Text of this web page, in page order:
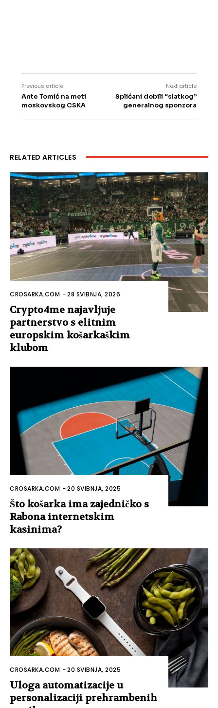
Previous article
Ante Tomić na meti
moskovskog CSKA
Next article
Splićani dobili “slatkog”
generalnog sponzora
RELATED ARTICLES
CROSARKA.COM -28 SVIBNJA, 2026
Crypto4me najavljuje
partnerstvo s elitnim
europskim košarkaškim
klubom
CROSARKA.COM -20 SVIBNJA, 2025
Što košarka ima zajedničko s
Rabona internetskim
kasinima?
CROSARKA.COM -20 SVIBNJA, 2025
Uloga automatizacije u
personalizaciji prehrambenih